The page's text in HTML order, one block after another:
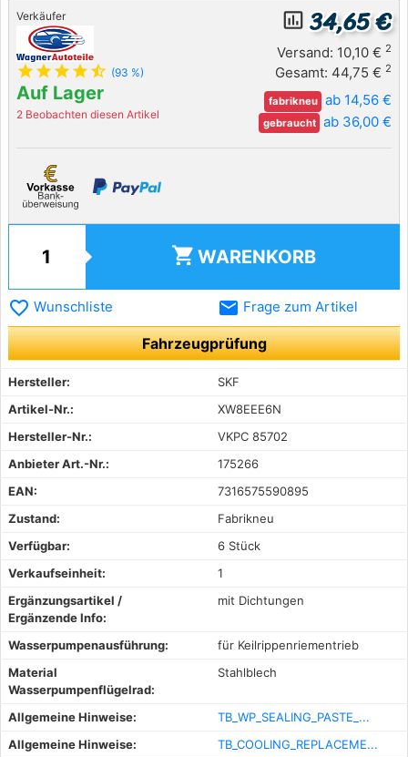
Verkäufer
star star star star star_half (93 %)
Auf Lager
2 Beobachten diesen Artikel
insert_chart_outlined 34,65 €
Versand: 10,10 € 2
Gesamt: 44,75 € 2
fabrikneu ab 14,56 €
gebraucht ab 36,00 €
shopping_cart WARENKORB
favorite_border Wunschliste email Frage zum Artikel
Fahrzeugprüfung
Hersteller:
SKF
Artikel-Nr.:
XW8EEE6N
Hersteller-Nr.:
VKPC 85702
Anbieter Art.-Nr.:
175266
EAN:
7316575590895
Zustand:
Fabrikneu
Verfügbar:
6 Stück
Verkaufseinheit:
1
Ergänzungsartikel /
Ergänzende Info:
mit Dichtungen
Wasserpumpenausführung:
für Keilrippenriementrieb
Material
Wasserpumpenflügelrad:
Stahlblech
Allgemeine Hinweise:
TB_WP_SEALING_PASTE_...
Allgemeine Hinweise:
TB_COOLING_REPLACEME...